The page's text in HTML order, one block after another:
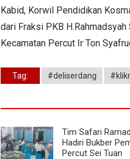
Kabid, Korwil Pendidikan
dari Fraksi PKB
Kecamatan Percut Ir Ton
Tag: #deliserdang
Tim Safari
Hadiri Bukber
Percut Sei Tuan